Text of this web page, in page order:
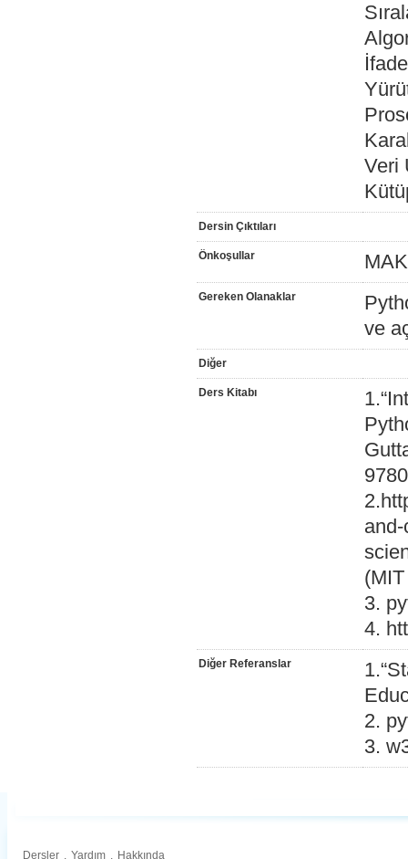
Veri
Dersin Çıktıları
Önkoşullar
Gereken Olanaklar
ve
Diğer
Ders Kitabı
3.
4.
Diğer Referanslar
2.
3.
Dersler . Yardım . Hakkında